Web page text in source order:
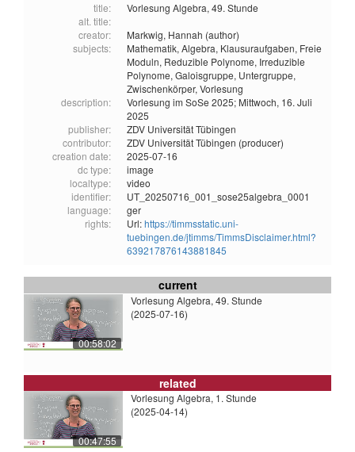
title:
Vorlesung Algebra, 49. Stunde
alt. title:
creator:
Markwig, Hannah (author)
subjects:
Mathematik, Algebra, Klausuraufgaben, Freie
Moduln, Reduzible Polynome, Irreduzible
Polynome, Galoisgruppe, Untergruppe,
Zwischenkörper, Vorlesung
description:
Vorlesung im SoSe 2025; Mittwoch, 16. Juli
2025
publisher:
ZDV Universität Tübingen
contributor:
ZDV Universität Tübingen (producer)
creation date:
2025-07-16
dc type:
image
localtype:
video
identifier:
UT_20250716_001_sose25algebra_0001
language:
ger
rights:
Url:https://timmsstatic.uni-
tuebingen.de/jtimms/TimmsDisclaimer.html?
639217876143881845
current
00:58:02
Vorlesung Algebra, 49. Stunde
(2025-07-16)
related
00:47:55
Vorlesung Algebra, 1. Stunde
(2025-04-14)